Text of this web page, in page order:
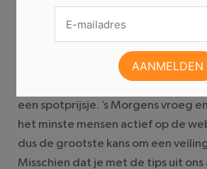
musical of concert bijwonen? Houd
veilingsites zoalsVakantieVeilingen
originele dagjes uit geveild. Met
een spotprijsje. ’s Morgens vroeg
het minste mensen actief op de
dus de grootste kans om een
Misschien dat je met de tips uit ons